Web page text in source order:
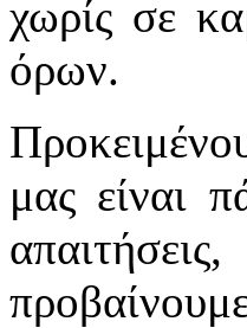
χωρίς σε
όρων.
μας είναι